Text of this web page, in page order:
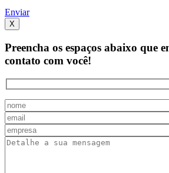
Enviar
X
Preencha os espaços abaixo que
contato com você!